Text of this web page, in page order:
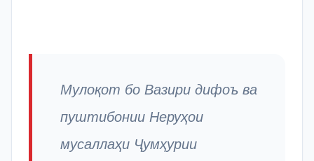
Мулоқот бо Вазири дифоъ ва
пуштибонии Неруҳои
мусаллаҳи Ҷумҳурии